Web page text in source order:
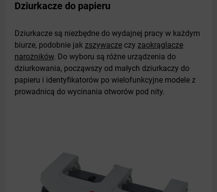
Dziurkacze do papieru
Dziurkacze są niezbędne do wydajnej pracy w każdym
biurze, podobnie jak zszywacze czy zaokrąglacze
narożników. Do wyboru są różne urządzenia do
dziurkowania, począwszy od małych dziurkaczy do
papieru i identyfikatorów po wielofunkcyjne modele z
prowadnicą do wycinania otworów pod nity.